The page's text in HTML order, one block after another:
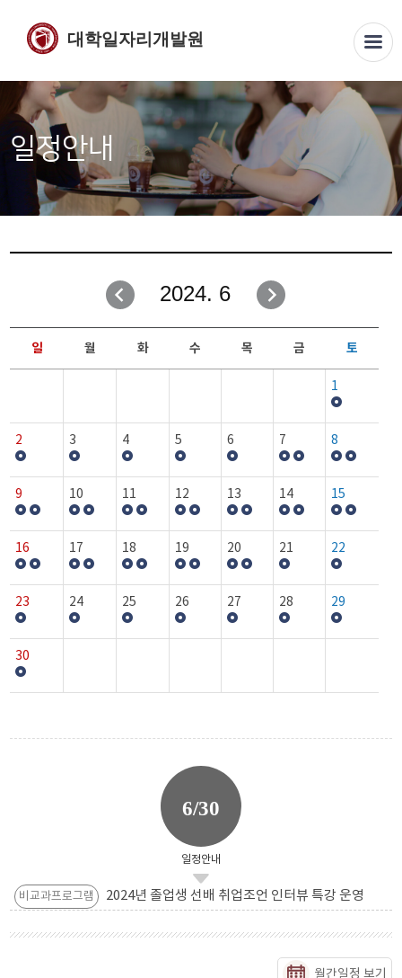
대학일자리개발원
일정안내
2024. 6
일 월 화 수 목 금 토
1
2 3 4 5 6 7 8
9 10 11 12 13 14 15
16 17 18 19 20 21 22
23 24 25 26 27 28 29
30
6/30
일정안내
비교과프로그램 2024년 졸업생 선배 취업조언 인터뷰 특강 운영
월간일정 보기